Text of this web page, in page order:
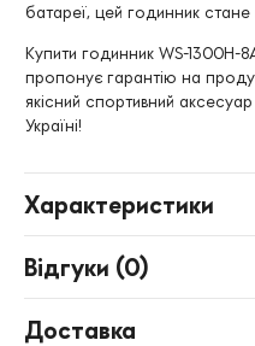
батареї, цей годинник
Купити годинник WS-
пропонує гарантію на
якісний спортивний
Україні!
Характеристики
Відгуки (0)
Доставка